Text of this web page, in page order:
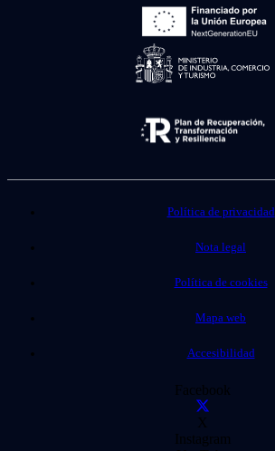
Política de privacidad
Nota legal
Política de cookies
Mapa web
Accesibilidad
Facebook
X
Instagram